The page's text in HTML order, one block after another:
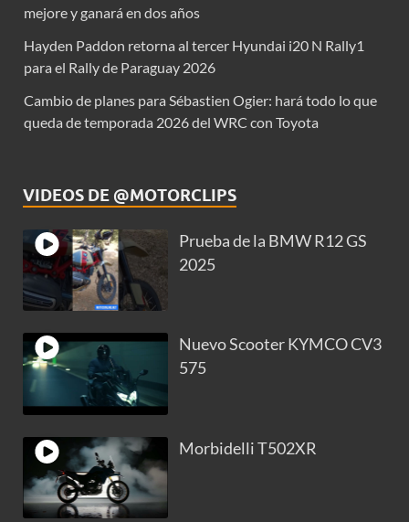
mejore y ganará en dos años
Hayden Paddon retorna al tercer Hyundai i20 N Rally1
para el Rally de Paraguay 2026
Cambio de planes para Sébastien Ogier: hará todo lo que
queda de temporada 2026 del WRC con Toyota
VIDEOS DE @MOTORCLIPS
Prueba de la BMW R12 GS
2025
Nuevo Scooter KYMCO CV3
575
Morbidelli T502XR